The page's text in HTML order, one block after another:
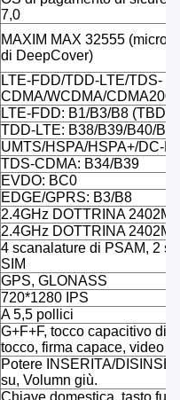
7,0
MAXIM MAX 32555
di DeepCover)
LTE-FDD/TDD-LTE/TDS-
CDMA/WCDMA/
LTE-FDD: B1/B3/B8 (TBD)
TDD-LTE: B38/B39/B40/
UMTS/HSPA/HSPA+/DC-
TDS-CDMA: B34/B39
EVDO: BC0
EDGE/GPRS: B3/B8
2.4GHz DOTTRINA
2.4GHz DOTTRINA
4 scanalature di PSAM, 2
SIM
GPS, GLONASS
720*1280 IPS
A 5,5 pollici
G+F+F, tocco capacitivo di
tocco, firma capace, video
Potere INSERITA/
su, Volumn giù.